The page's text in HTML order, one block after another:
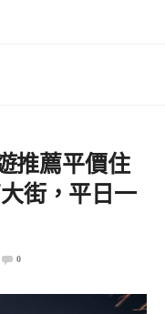
推薦平價住
街，平日一
0